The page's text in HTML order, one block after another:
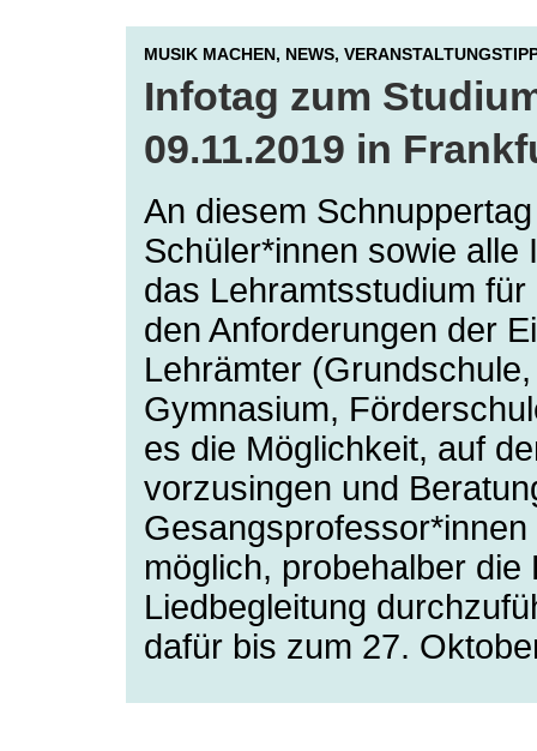
MUSIK MACHEN, NEWS,
Infotag zum
09.11.2019 in
An diesem
Schüler*innen sowie alle
das Lehramtsstudium
den Anforderungen der
Lehrämter
Gymnasium,
es die Möglichkeit, auf
vorzusingen und
möglich, probehalber die
Liedbegleitung
dafür bis zum 27.